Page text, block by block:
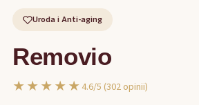
Uroda i Anti-aging
Removio
★★★★★4.6/5 (302 opinii)